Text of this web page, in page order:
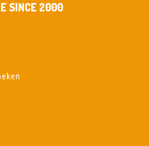
SINCE 2000